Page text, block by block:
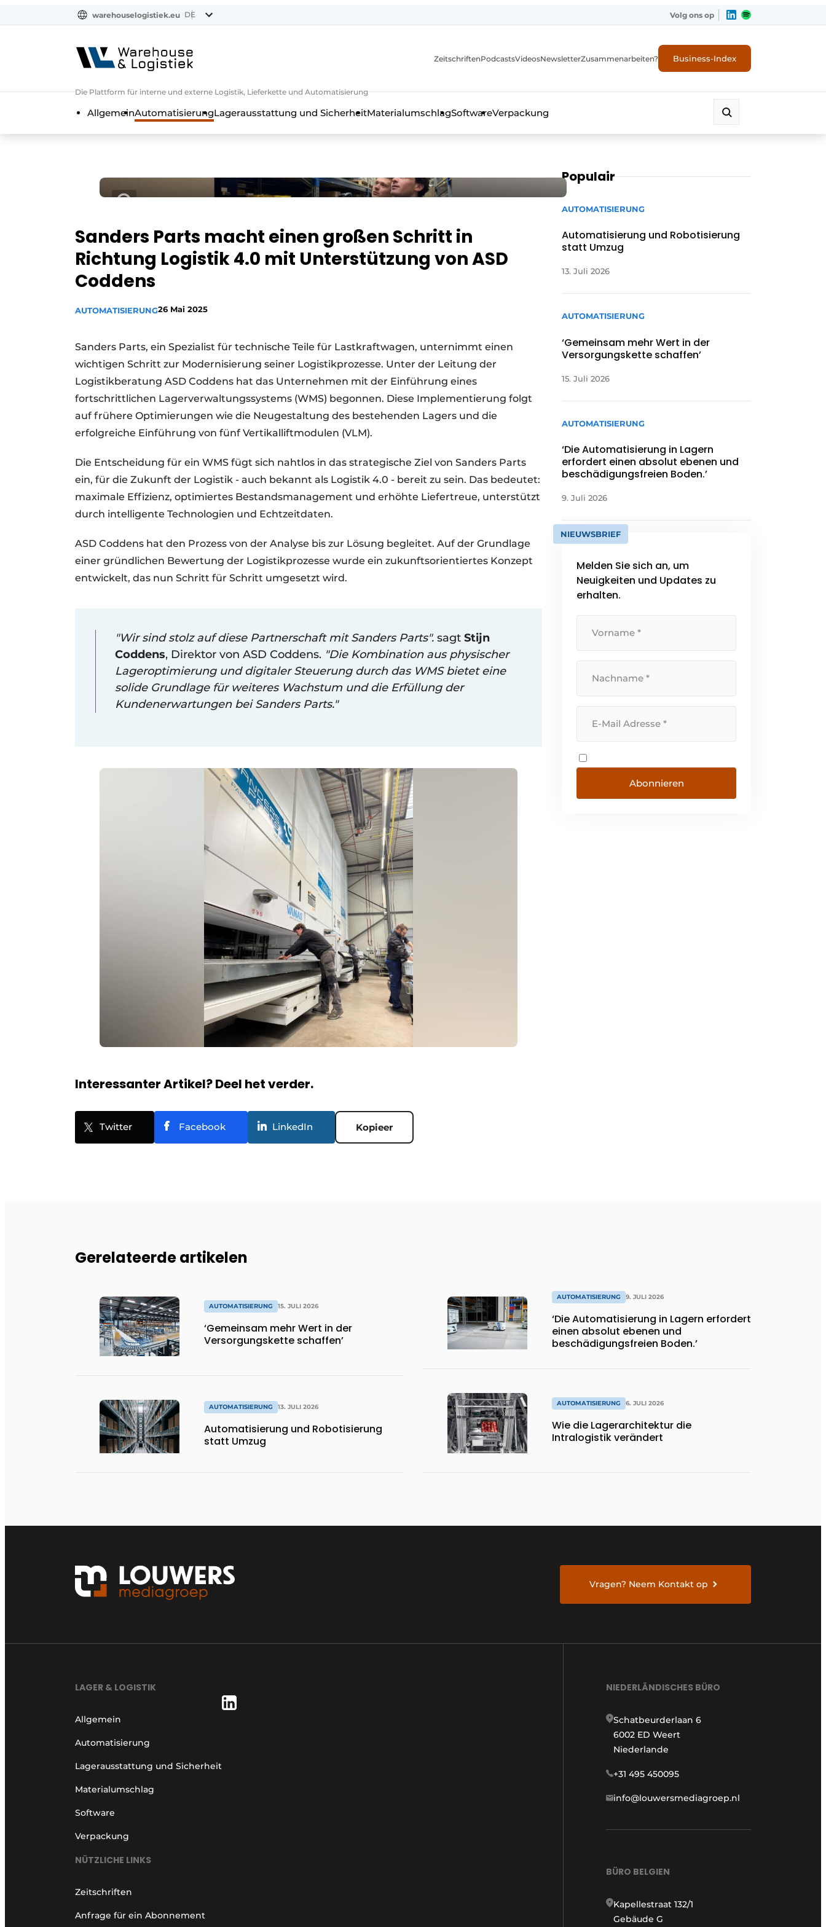
warehouselogistiek.eu DE Volg ons op
Die Plattform für interne und externe Logistik, Lieferkette und Automatisierung
ZeitschriftenPodcastsVideosNewsletterZusammenarbeiten? Business-Index
AllgemeinAutomatisierungLagerausstattung und SicherheitMaterialumschlagSoftwareVerpackung
Sanders Parts macht einen großen Schritt in
Richtung Logistik 4.0 mit Unterstützung von ASD
Coddens
AUTOMATISIERUNG26 Mai 2025
Sanders Parts, ein Spezialist für technische Teile für Lastkraftwagen, unternimmt einen
wichtigen Schritt zur Modernisierung seiner Logistikprozesse. Unter der Leitung der
Logistikberatung ASD Coddens hat das Unternehmen mit der Einführung eines
fortschrittlichen Lagerverwaltungssystems (WMS) begonnen. Diese Implementierung folgt
auf frühere Optimierungen wie die Neugestaltung des bestehenden Lagers und die
erfolgreiche Einführung von fünf Vertikalliftmodulen (VLM).
Die Entscheidung für ein WMS fügt sich nahtlos in das strategische Ziel von Sanders Parts
ein, für die Zukunft der Logistik - auch bekannt als Logistik 4.0 - bereit zu sein. Das bedeutet:
maximale Effizienz, optimiertes Bestandsmanagement und erhöhte Liefertreue, unterstützt
durch intelligente Technologien und Echtzeitdaten.
ASD Coddens hat den Prozess von der Analyse bis zur Lösung begleitet. Auf der Grundlage
einer gründlichen Bewertung der Logistikprozesse wurde ein zukunftsorientiertes Konzept
entwickelt, das nun Schritt für Schritt umgesetzt wird.
"Wir sind stolz auf diese Partnerschaft mit Sanders Parts". sagt Stijn
Coddens, Direktor von ASD Coddens. "Die Kombination aus physischer
Lageroptimierung und digitaler Steuerung durch das WMS bietet eine
solide Grundlage für weiteres Wachstum und die Erfüllung der
Kundenerwartungen bei Sanders Parts."
Interessanter Artikel? Deel het verder.
Twitter Facebook LinkedIn Kopieer
Populair
AUTOMATISIERUNG
Automatisierung und Robotisierung
statt Umzug
13. Juli 2026
AUTOMATISIERUNG
‘Gemeinsam mehr Wert in der
Versorgungskette schaffen’
15. Juli 2026
AUTOMATISIERUNG
‘Die Automatisierung in Lagern
erfordert einen absolut ebenen und
beschädigungsfreien Boden.’
9. Juli 2026
NIEUWSBRIEF
Melden Sie sich an, um
Neuigkeiten und Updates zu
erhalten.
Abonnieren
Gerelateerde artikelen
AUTOMATISIERUNG 15. JULI 2026
‘Gemeinsam mehr Wert in der
Versorgungskette schaffen’
AUTOMATISIERUNG 13. JULI 2026
Automatisierung und Robotisierung
statt Umzug
AUTOMATISIERUNG 9. JULI 2026
‘Die Automatisierung in Lagern erfordert
einen absolut ebenen und
beschädigungsfreien Boden.’
AUTOMATISIERUNG 6. JULI 2026
Wie die Lagerarchitektur die
Intralogistik verändert
Vragen? Neem Kontakt op
LAGER & LOGISTIK
Allgemein
Automatisierung
Lagerausstattung und Sicherheit
Materialumschlag
Software
Verpackung
NÜTZLICHE LINKS
Zeitschriften
Anfrage für ein Abonnement
NIEDERLÄNDISCHES BÜRO
Schatbeurderlaan 6
6002 ED Weert
Niederlande
+31 495 450095
info@louwersmediagroep.nl
BÜRO BELGIEN
Kapellestraat 132/1
Gebäude G